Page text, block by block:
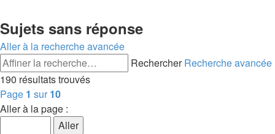
Sujets sans réponse
Aller à la recherche avancée
Rechercher Recherche avancée
190 résultats trouvés
Page 1 sur 10
Aller à la page :